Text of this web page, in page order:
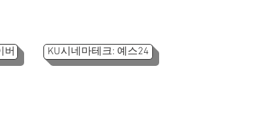
KU시네마테크: 예스24
버